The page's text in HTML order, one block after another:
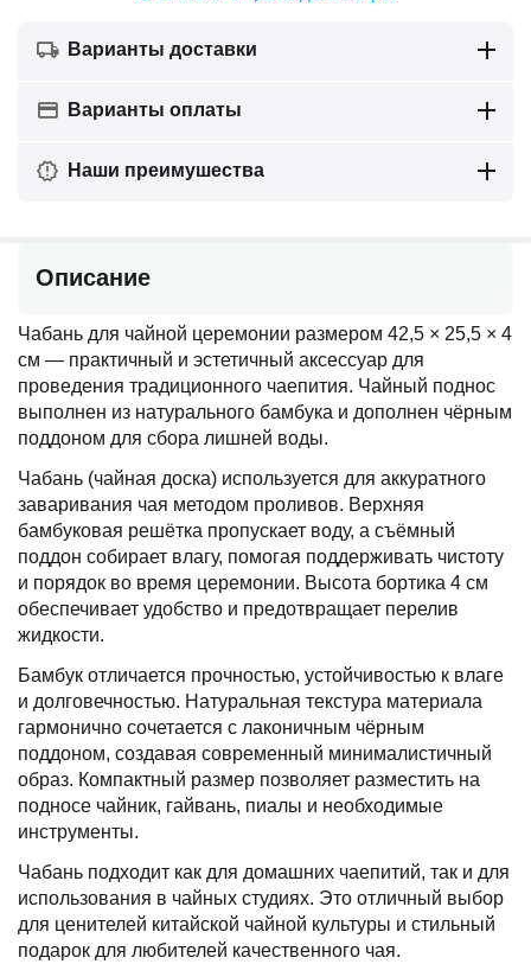
Варианты доставки
Варианты оплаты
Наши преимушества
Описание
Чабань для чайной церемонии размером 42,5 × 25,5 × 4
см — практичный и эстетичный аксессуар для
проведения традиционного чаепития. Чайный поднос
выполнен из натурального бамбука и дополнен чёрным
поддоном для сбора лишней воды.
Чабань (чайная доска) используется для аккуратного
заваривания чая методом проливов. Верхняя
бамбуковая решётка пропускает воду, а съёмный
поддон собирает влагу, помогая поддерживать чистоту
и порядок во время церемонии. Высота бортика 4 см
обеспечивает удобство и предотвращает перелив
жидкости.
Бамбук отличается прочностью, устойчивостью к влаге
и долговечностью. Натуральная текстура материала
гармонично сочетается с лаконичным чёрным
поддоном, создавая современный минималистичный
образ. Компактный размер позволяет разместить на
подносе чайник, гайвань, пиалы и необходимые
инструменты.
Чабань подходит как для домашних чаепитий, так и для
использования в чайных студиях. Это отличный выбор
для ценителей китайской чайной культуры и стильный
подарок для любителей качественного чая.